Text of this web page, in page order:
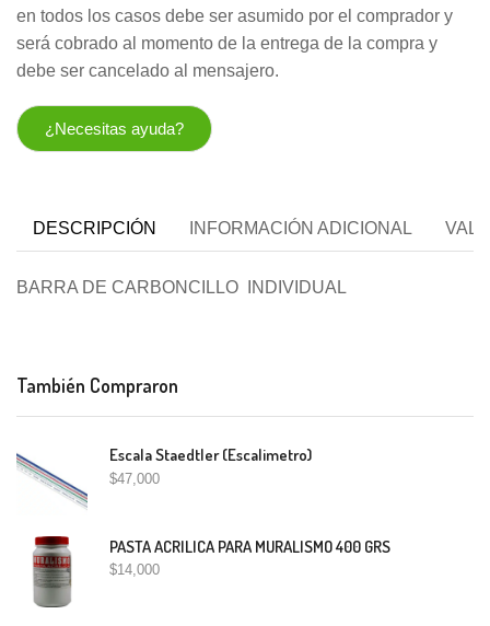
en todos los casos debe ser asumido por el comprador y
será cobrado al momento de la entrega de la compra y
debe ser cancelado al mensajero.
¿Necesitas ayuda?
DESCRIPCIÓN INFORMACIÓN ADICIONAL
BARRA DE CARBONCILLO INDIVIDUAL
También Compraron
Escala Staedtler (Escalimetro)
$47,000
PASTA ACRILICA PARA MURALISMO 400 GRS
$14,000